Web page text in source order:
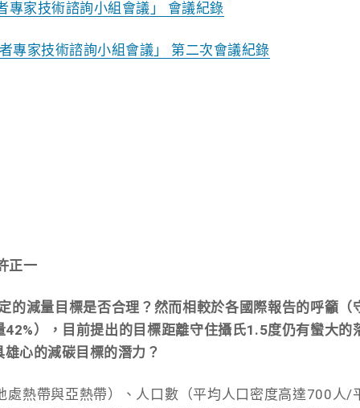
專家技術諮詢小組會議」 會議紀錄
專家技術諮詢小組會議」 第二次會議紀錄
正一
的減量目標是否合理？然而相較於各國際報告的呼籲（
），目前提出的目標距離守住攝氏1.5度仍有蠻大的
心的減碳目標的潛力？
處熱帶與亞熱帶）、人口數（平均人口密度高達700人/